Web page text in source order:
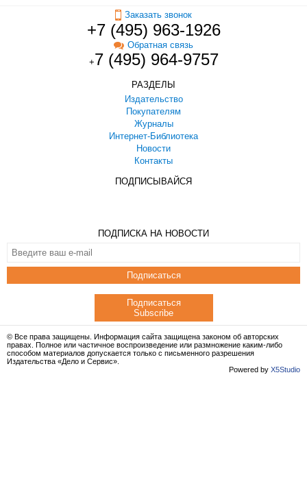
Заказать звонок
+7 (495) 963-1926
Обратная связь
+7 (495) 964-9757
РАЗДЕЛЫ
Издательство
Покупателям
Журналы
Интернет-Библиотека
Новости
Контакты
ПОДПИСЫВАЙСЯ
ПОДПИСКА НА НОВОСТИ
Подписаться
Подписаться
Subscribe
© Все права защищены. Информация сайта защищена законом об авторских
правах. Полное или частичное воспроизведение или размножение каким-либо
способом материалов допускается только с письменного разрешения
Издательства «Дело и Сервис».
Powered by X5Studio